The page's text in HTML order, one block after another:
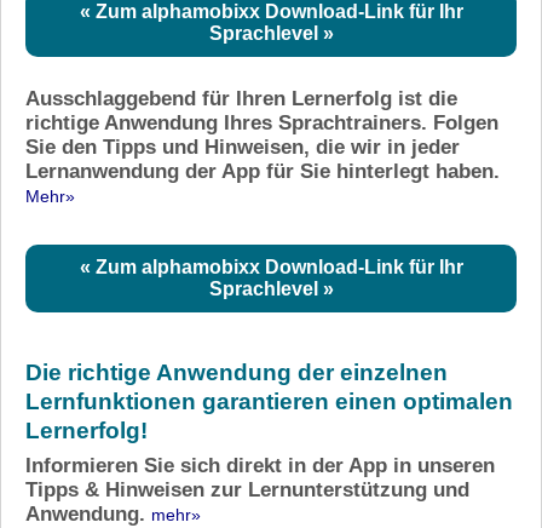
« Zum alphamobixx Download-Link für Ihr
Sprachlevel »
Ausschlaggebend für Ihren Lernerfolg ist die
richtige Anwendung Ihres Sprachtrainers. Folgen
Sie den Tipps und Hinweisen, die wir in jeder
Lernanwendung der App für Sie hinterlegt haben.
Mehr»
« Zum alphamobixx Download-Link für Ihr
Sprachlevel »
Die richtige Anwendung der einzelnen
Lernfunktionen garantieren einen optimalen
Lernerfolg!
Informieren Sie sich direkt in der App in unseren
Tipps & Hinweisen zur Lernunterstützung und
Anwendung. mehr»